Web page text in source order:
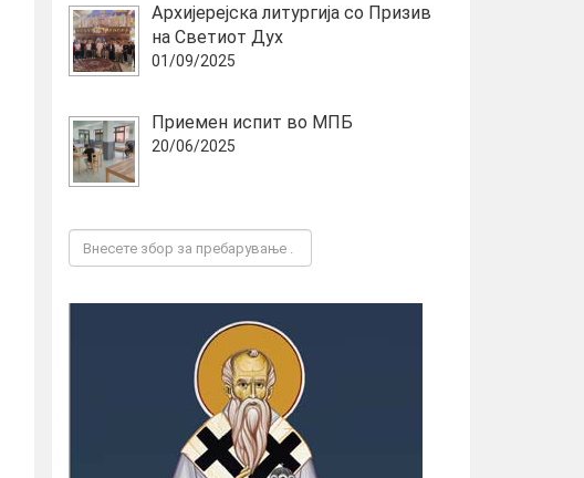
Архијерејска литургија со Призив
на Светиот Дух
01/09/2025
Приемен испит во МПБ
20/06/2025